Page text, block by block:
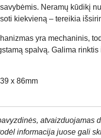
Neramų kūdikį
kiekvieną – tereikia
yra mechaninis,
spalvą. Galima
x 86mm
atvaizduojamas
informacija juose gali